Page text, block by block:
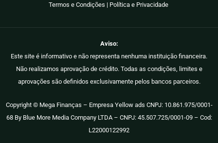
Termos e Condições | Política e Privacidade
Aviso:
Este site é informativo e não representa nenhuma instituição financeira.
Não realizamos aprovação de crédito. Todas as condições, limites e
aprovações são definidos exclusivamente pelos bancos parceiros.
Copyright © Mega Finanças – Empresa Yellow ads CNPJ: 10.861.975/0001-
68 By Blue More Media Company LTDA – CNPJ: 45.507.725/0001-09 – Cod:
L22000122992